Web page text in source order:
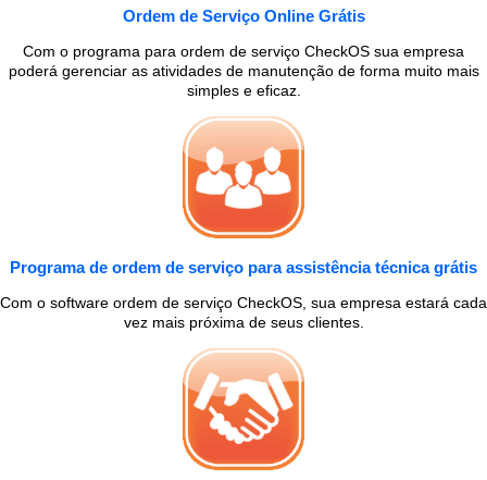
Ordem de Serviço Online Grátis
Com o programa para ordem de serviço CheckOS sua empresa
poderá gerenciar as atividades de manutenção de forma muito mais
simples e eficaz.
Programa de ordem de serviço para assistência técnica grátis
Com o software ordem de serviço CheckOS, sua empresa estará cada
vez mais próxima de seus clientes.